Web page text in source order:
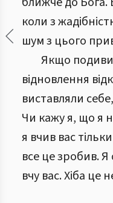
коли з
шум з цього
Якщо
відновлення
виставляли
Чи кажу я, що я
я вчив вас
все це зробив.
вчу вас. Хіба це